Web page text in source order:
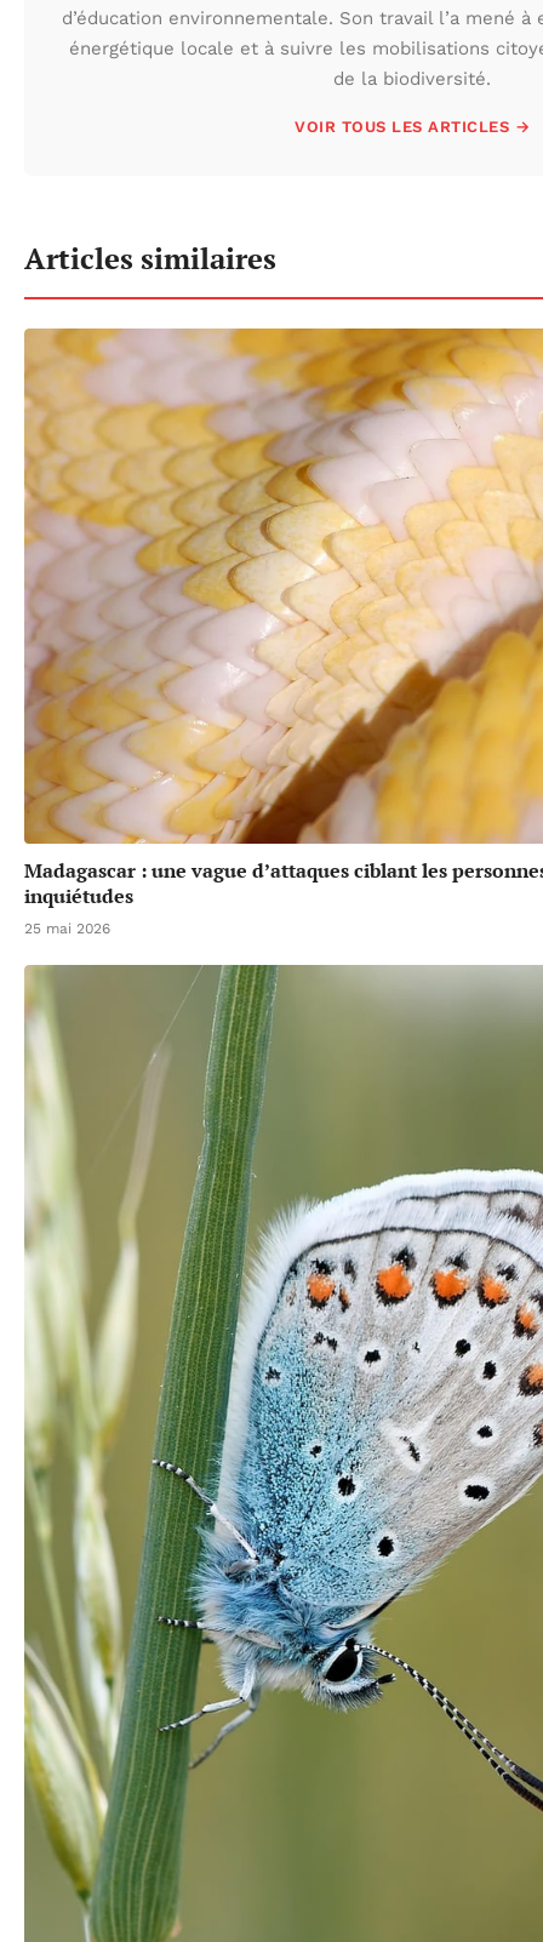
d’éducation environnementale. Son travail l’a mené
énergétique locale et à suivre les mobilisations
de la biodiversité.
VOIR TOUS LES ARTICLES →
Articles similaires
Madagascar : une vague d’attaques ciblant les
inquiétudes
25 mai 2026